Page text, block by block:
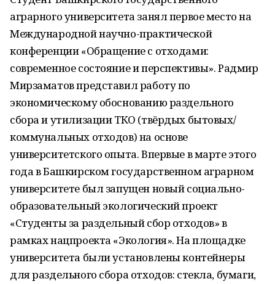
аграрного университета занял первое место на
Международной научно-практической
конференции «Обращение с отходами:
современное состояние и перспективы». Радмир
Мирзаматов представил работу по
экономическому обоснованию раздельного
сбора и утилизации ТКО (твёрдых бытовых/
коммунальных отходов) на основе
университетского опыта. Впервые в марте этого
года в Башкирском государственном аграрном
университете был запущен новый социально-
образовательный экологический проект
«Студенты за раздельный сбор отходов» в
рамках нацпроекта «Экология». На площадке
университета были установлены контейнеры
для раздельного сбора отходов: стекла, бумаги,